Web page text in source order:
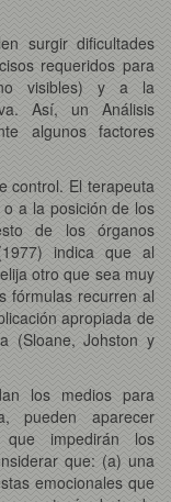
surgir dificultades
requeridos para
no visibles) y a la
Así, un Análisis
algunos factores
control. El terapeuta
a la posición de los
de los órganos
indica que al
otro que sea muy
fórmulas recurren al
apropiada de
(Sloane, Johston y
los medios para
pueden aparecer
que impedirán los
que: (a) una
emocionales que